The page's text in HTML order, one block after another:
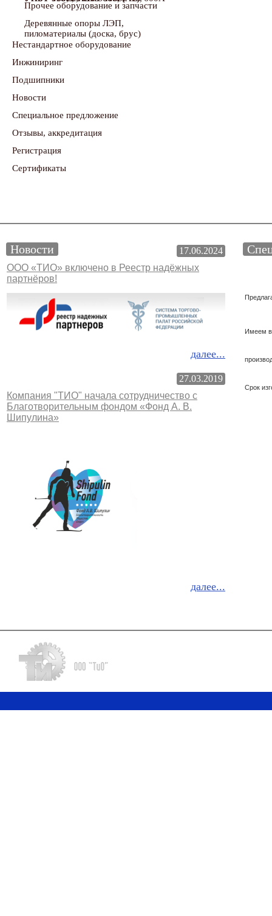
Прочее оборудование и запчасти
Деревянные опоры ЛЭП,
Нестандартное оборудование
Инжиниринг
Подшипники
Новости
Специальное предложение
Отзывы, аккредитация
Регистрация
Сертификаты
Новости
17.06.2024
ООО «ТИО» включено в Реестр надёжных
партнёров!
далее...
27.03.2019
Компания "ТИО" начала сотрудничество с
Благотворительным фондом «Фонд А. В.
Шипулина»
далее...
Имеем
Срок